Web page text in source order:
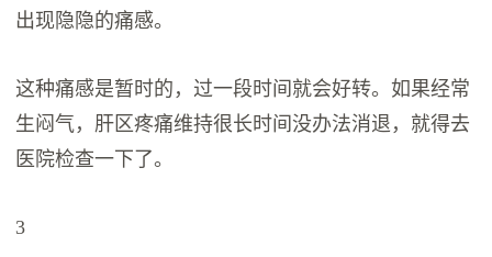
出现隐隐的痛感。
这种痛感是暂时的，过一段时间就会好转。如果经常
生闷气，肝区疼痛维持很长时间没办法消退，就得去
医院检查一下了。
3